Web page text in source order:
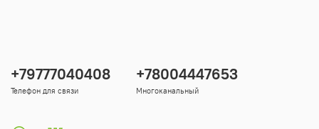
+79777040408
Телефон для связи
+78004447653
Многоканальный